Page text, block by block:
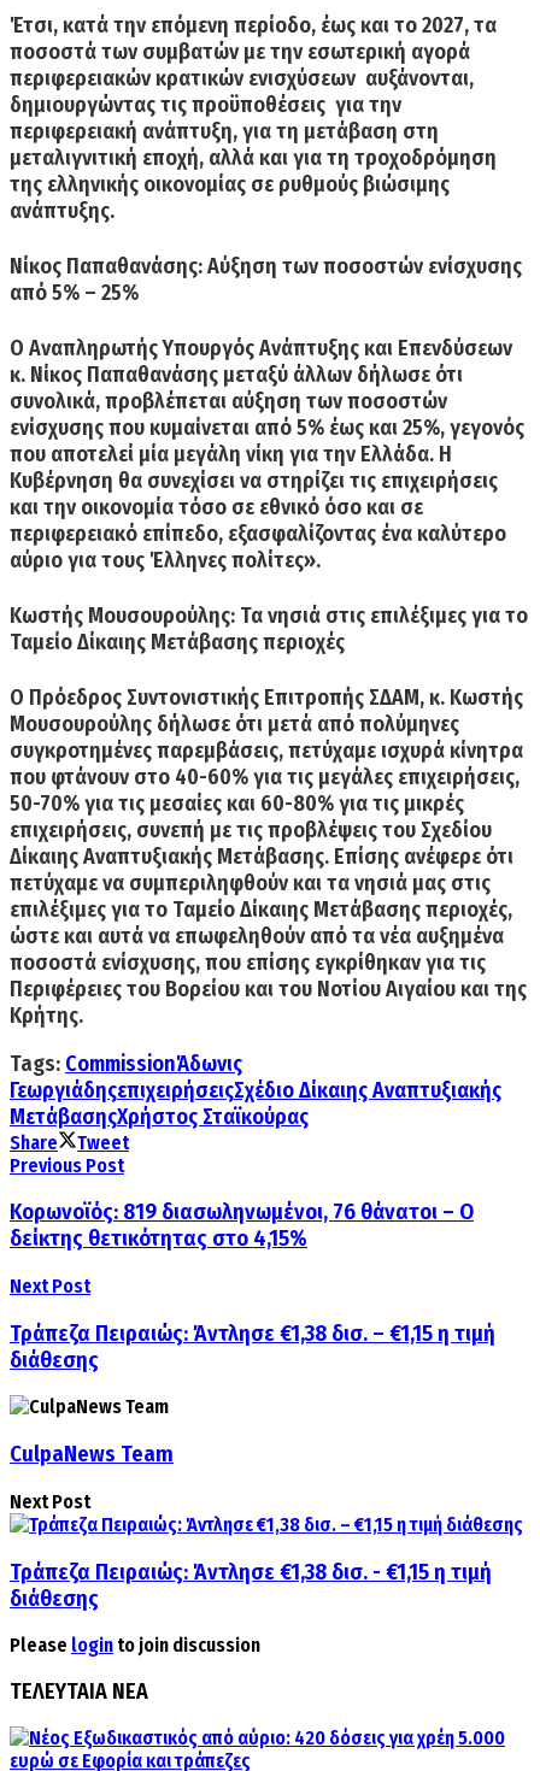
Έτσι, κατά την επόμενη περίοδο, έως και το 2027, τα
ποσοστά των συμβατών με την εσωτερική αγορά
περιφερειακών κρατικών ενισχύσεων αυξάνονται,
δημιουργώντας τις προϋποθέσεις για την
περιφερειακή ανάπτυξη, για τη μετάβαση στη
μεταλιγνιτική εποχή, αλλά και για τη τροχοδρόμηση
της ελληνικής οικονομίας σε ρυθμούς βιώσιμης
ανάπτυξης.
Νίκος Παπαθανάσης: Aύξηση των ποσοστών ενίσχυσης
από 5% – 25%
Ο Αναπληρωτής Υπουργός Ανάπτυξης και Επενδύσεων
κ. Νίκος Παπαθανάσης μεταξύ άλλων δήλωσε ότι
συνολικά, προβλέπεται αύξηση των ποσοστών
ενίσχυσης που κυμαίνεται από 5% έως και 25%, γεγονός
που αποτελεί μία μεγάλη νίκη για την Ελλάδα. Η
Κυβέρνηση θα συνεχίσει να στηρίζει τις επιχειρήσεις
και την οικονομία τόσο σε εθνικό όσο και σε
περιφερειακό επίπεδο, εξασφαλίζοντας ένα καλύτερο
αύριο για τους Έλληνες πολίτες».
Κωστής Μουσουρούλης: Τα νησιά στις επιλέξιμες για το
Ταμείο Δίκαιης Μετάβασης περιοχές
Ο Πρόεδρος Συντονιστικής Επιτροπής ΣΔΑΜ, κ. Κωστής
Μουσουρούλης δήλωσε ότι μετά από πολύμηνες
συγκροτημένες παρεμβάσεις,πετύχαμε ισχυρά κίνητρα
που φτάνουν στο 40-60% για τις μεγάλες επιχειρήσεις,
50-70% για τις μεσαίες και 60-80%για τις μικρές
επιχειρήσεις, συνεπή με τις προβλέψεις του Σχεδίου
Δίκαιης Αναπτυξιακής Μετάβασης. Επίσης ανέφερε ότι
πετύχαμε να συμπεριληφθούν και τα νησιά μας στις
επιλέξιμες για το Ταμείο Δίκαιης Μετάβασης περιοχές,
ώστε και αυτά να επωφεληθούν από τα νέα αυξημένα
ποσοστά ενίσχυσης, που επίσης εγκρίθηκαν για τις
Περιφέρειες του Βορείου και του Νοτίου Αιγαίου και της
Κρήτης.
Tags: CommissionΆδωνις
ΓεωργιάδηςεπιχειρήσειςΣχέδιο Δίκαιης Αναπτυξιακής
ΜετάβασηςΧρήστος Σταϊκούρας
Share
Tweet
Previous Post
Κορωνοϊός: 819 διασωληνωμένοι, 76 θάνατοι – Ο
δείκτης θετικότητας στο 4,15%
Next Post
Τράπεζα Πειραιώς: Άντλησε €1,38 δισ. – €1,15 η τιμή
διάθεσης
CulpaNews Team
Next Post
Τράπεζα Πειραιώς: Άντλησε €1,38 δισ. - €1,15 η τιμή
διάθεσης
Please login to join discussion
ΤΕΛΕΥΤΑΙΑ ΝΕΑ